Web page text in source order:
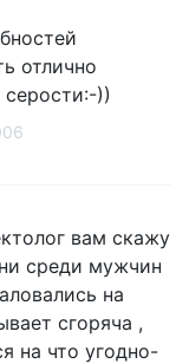
отлично
))
вам скажу
среди мужчин
на
сгоряча ,
на что угодно-